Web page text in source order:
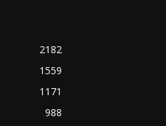
2182
1559
1171
988